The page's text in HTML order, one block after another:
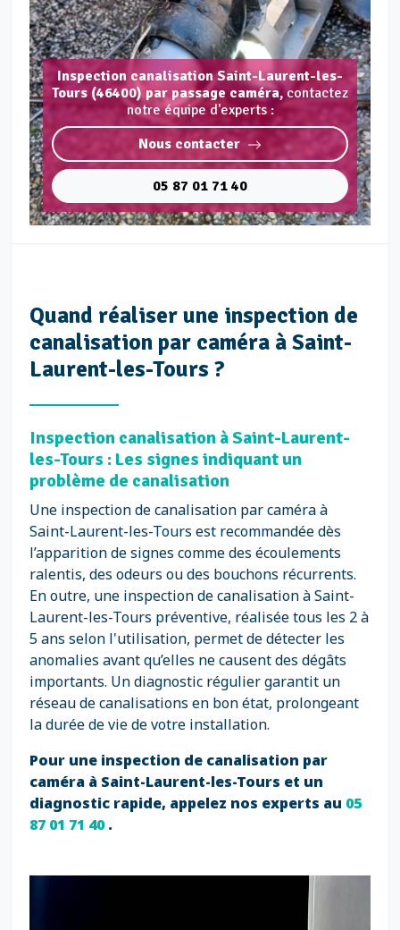
Inspection canalisation Saint-Laurent-les-
Tours (46400) par passage caméra,contactez
notre équipe d'experts :
Nous contacter
05 87 01 71 40
Quand réaliser une inspection de
canalisation par caméra à Saint-
Laurent-les-Tours ?
Inspection canalisation à Saint-Laurent-
les-Tours : Les signes indiquant un
problème de canalisation
Une inspection de canalisation par caméra à
Saint-Laurent-les-Tours est recommandée dès
l’apparition de signes comme des écoulements
ralentis, des odeurs ou des bouchons récurrents.
En outre, une inspection de canalisation à Saint-
Laurent-les-Tours préventive, réalisée tous les 2 à
5 ans selon l'utilisation, permet de détecter les
anomalies avant qu’elles ne causent des dégâts
importants. Un diagnostic régulier garantit un
réseau de canalisations en bon état, prolongeant
la durée de vie de votre installation.
Pour une inspection de canalisation par
caméra à Saint-Laurent-les-Tours et un
diagnostic rapide, appelez nos experts au 05
87 01 71 40.